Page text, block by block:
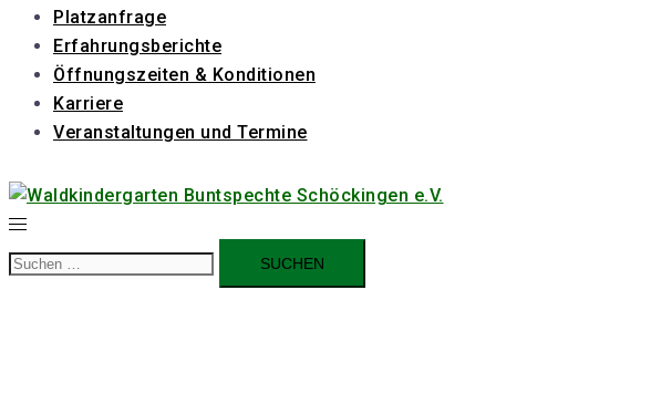
Platzanfrage
Erfahrungsberichte
Öffnungszeiten & Konditionen
Karriere
Veranstaltungen und Termine
Suchen
nach: